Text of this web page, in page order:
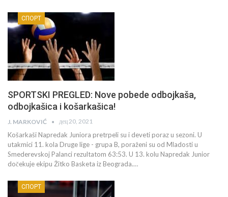
СПОРТ
SPORTSKI PREGLED: Nove pobede odbojkaša,
odbojkašica i košarkašica!
J. MARKOVIĆ дец 20, 2021
Košarkaši Napredak Juniora pretrpeli su i deveti poraz u sezoni. U
utakmici 11. kola Druge lige - grupa B, poraženi su od Mladosti u
Smederevskoj Palanci rezultatom 63:53. U 13. kolu Napredak Junior
dočekuje ekipu Žitko Basketa iz Beograda.…
СПОРТ